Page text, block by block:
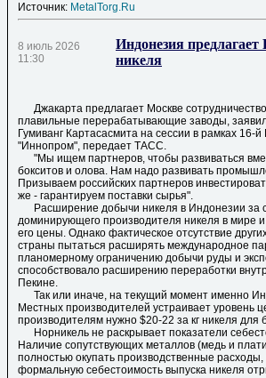
Источник: MetalTorg.Ru
8 июль 2026
11:30
Индонезия предлагает
никеля
Джакарта предлагает Москве
плавильные перерабатывающие заводы,
Гумиванг Картасасмита на сессии в рамках
"Иннопром", передает ТАСС.
"Мы ищем партнеров, чтобы развиваться
бокситов и олова. Нам надо развивать
Призываем российских партнеров
же - гарантируем поставки сырья".
Расширение добычи никеля в Индонезии за
доминирующего производителя никеля в мире
его цены. Однако фактическое отсутствие
страны пытаться расширять международное
планомерному ограничению добычи руды и
способствовало расширению переработки
Пекине.
Так или иначе, на текущий момент именно
Местных производителей устраивает уровень
производителям нужно $20-22 за кг никеля для
Норникель не раскрывает показатели
Наличие сопутствующих металлов (медь и
полностью окупать производственные
формальную себестоимость выпуска никеля